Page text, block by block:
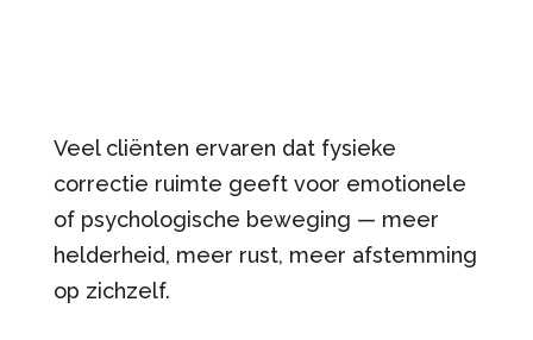
Veel cliënten ervaren dat fysieke
correctie ruimte geeft voor emotionele
of psychologische beweging — meer
helderheid, meer rust, meer afstemming
op zichzelf.